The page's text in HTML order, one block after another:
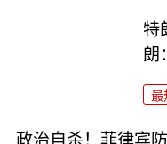
特
朗
最
政治自杀！菲律宾